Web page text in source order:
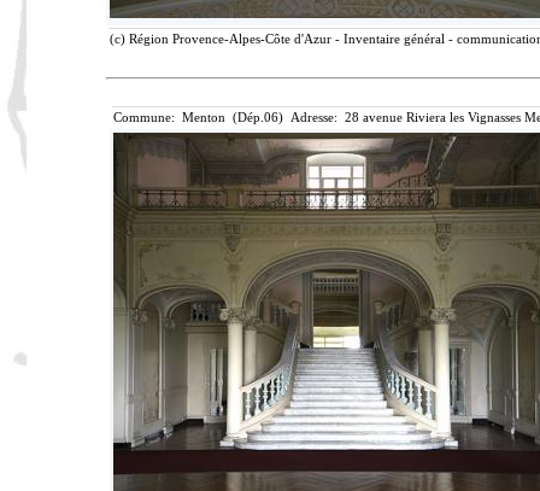
(c) Région Provence-Alpes-Côte d'Azur - Inventaire général -
Commune: Menton (Dép.06) Adresse: 28 avenue Riviera les Vignasses